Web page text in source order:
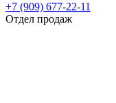
+7 (909) 677-22-11
Отдел продаж